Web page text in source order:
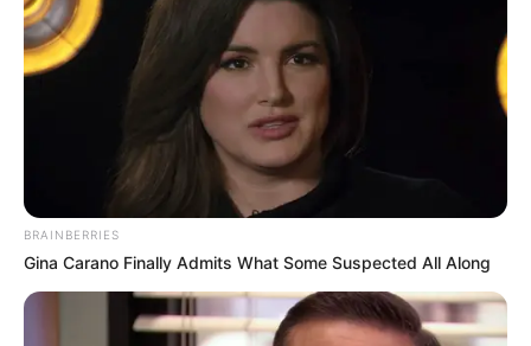
BRAINBERRIES
Gina Carano Finally Admits What Some Suspected All Along